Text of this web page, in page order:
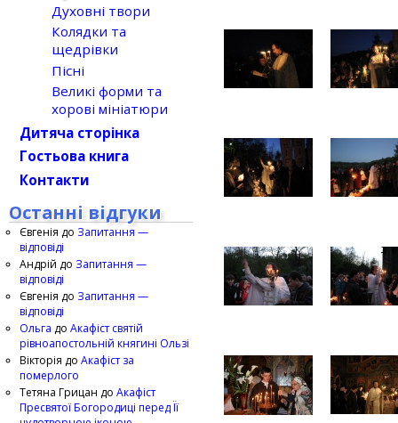
Духовні твори
Колядки та
щедрівки
Пісні
Великі форми та
хорові мініатюри
Дитяча сторінка
Гостьова книга
Контакти
Останні відгуки
Євгенія до Запитання —
відповіді
Андрій до Запитання —
відповіді
Євгенія до Запитання —
відповіді
Ольга до Акафіст святій
рівноапостольній княгині Ользі
Вікторія до Акафіст за
померлого
Тетяна Грицан до Акафіст
Пресвятої Богородиці перед Її